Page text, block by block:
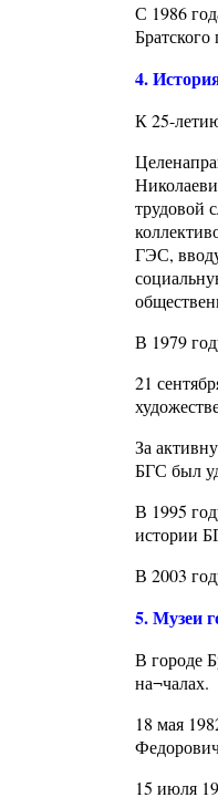
С 1986
Братского
4.
К 25-
трудовой
ГЭС,
В 1979
21
За
БГС был
В 1995
истории
В 2003
5. Музеи
В городе
на¬чалах.
18 мая
15 июля